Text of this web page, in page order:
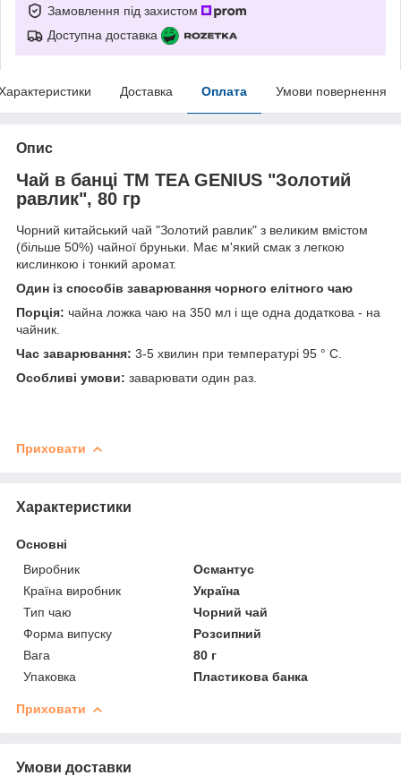
Замовлення під захистом
Доступна доставка
Доставка Оплата Умови повернення
Опис
Чай в банці TM TEA GENIUS "Золотий
равлик", 80 гр
Чорний китайський чай "Золотий равлик" з великим вмістом
(більше 50%) чайної бруньки. Має м'який смак з легкою
кислинкою і тонкий аромат.
Один із способів заварювання чорного елітного чаю
Порція: чайна ложка чаю на 350 мл і ще одна додаткова - на
чайник.
Час заварювання: 3-5 хвилин при температурі 95 ° C.
Особливі умови: заварювати один раз.
Приховати
Характеристики
Основні
Виробник
Османтус
Країна виробник
Україна
Тип чаю
Чорний чай
Форма випуску
Розсипний
Вага
80 г
Упаковка
Пластикова банка
Приховати
Умови доставки